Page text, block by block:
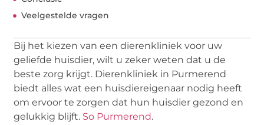
Veelgestelde vragen
Bij het kiezen van een dierenkliniek voor uw
geliefde huisdier, wilt u zeker weten dat u de
beste zorg krijgt. Dierenkliniek in Purmerend
biedt alles wat een huisdiereigenaar nodig heeft
om ervoor te zorgen dat hun huisdier gezond en
gelukkig blijft. So Purmerend.